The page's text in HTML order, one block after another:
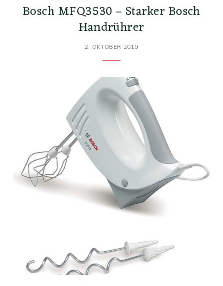
Bosch MFQ3530 – Starker Bosch
Handrührer
2. OKTOBER 2019